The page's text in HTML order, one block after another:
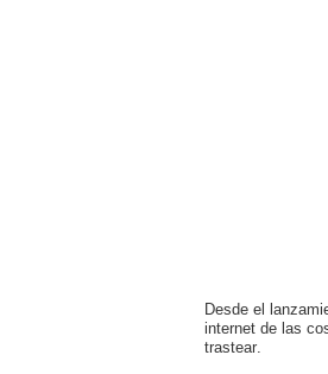
Desde el
internet de las
trastear.